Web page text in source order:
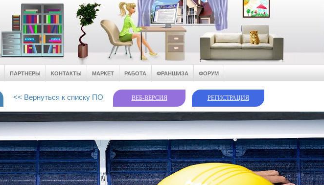
ПАРТНЕРЫ КОНТАКТЫ МАРКЕТ РАБОТА ФРАНШИЗА ФОРУМ
<< Вернуться к списку ПО ВЕБ-ВЕРСИЯ РЕГИСТРАЦИЯ